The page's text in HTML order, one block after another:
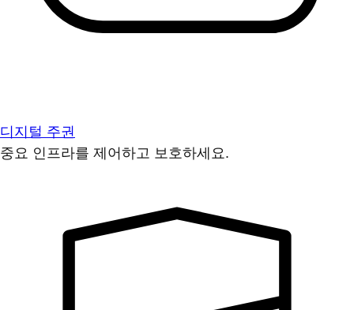
디지털 주권
중요 인프라를 제어하고 보호하세요.